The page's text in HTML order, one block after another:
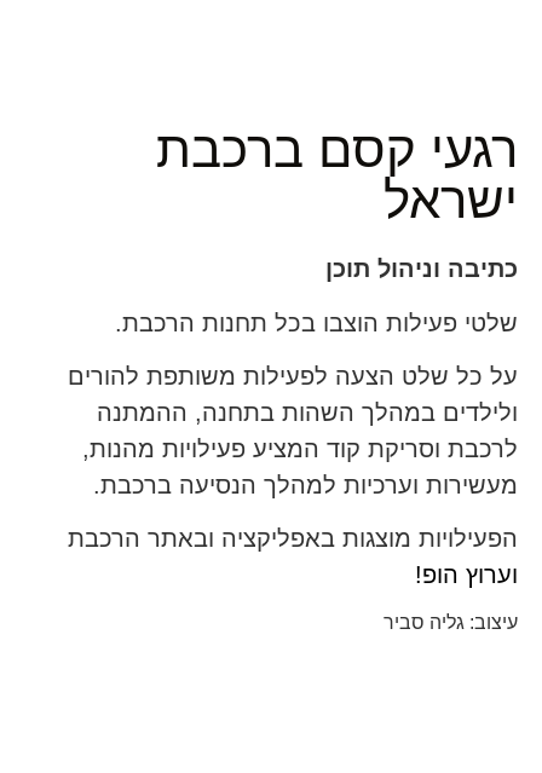
רגעי קסם ברכבת
ישראל
כתיבה וניהול תוכן
שלטי פעילות הוצבו בכל תחנות הרכבת.
על כל שלט הצעה לפעילות משותפת להורים
ולילדים במהלך השהות בתחנה, ההמתנה
לרכבת וסריקת קוד המציע פעילויות מהנות,
מעשירות וערכיות למהלך הנסיעה ברכבת.
הפעילויות מוצגות באפליקציה ובאתר הרכבת
וערוץ הופ!
עיצוב: גליה סביר